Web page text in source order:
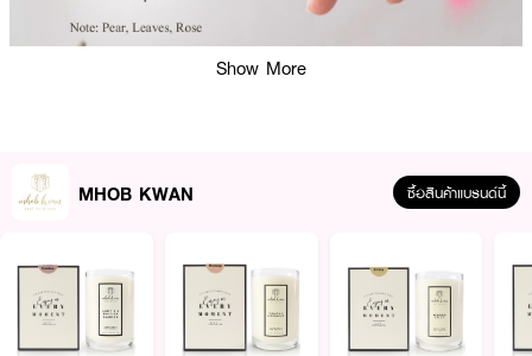
ผลลัพธ์ที่ได้ :
เทียนหอมไขถั่วเหลือง กลิ่น Rosie's Garden กลิ่นใหม่จากMHOB KWAN Soy
Show More
MHOB KWAN ซื้อสินค้าแบรนด์นี้